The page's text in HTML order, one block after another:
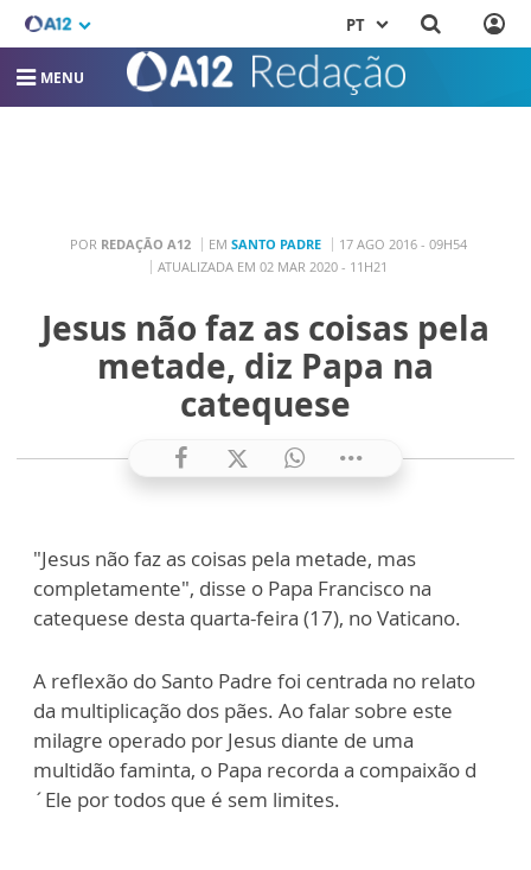
PT
MENU
POR REDAÇÃO A12 EM SANTO PADRE
17 AGO 2016 - 09H54
ATUALIZADA EM 02 MAR 2020 - 11H21
Jesus não faz as coisas pela
metade, diz Papa na
catequese
"Jesus não faz as coisas pela metade, mas
completamente", disse o Papa Francisco na
catequese desta quarta-feira (17), no Vaticano.
A reflexão do Santo Padre foi centrada no relato
da multiplicação dos pães. Ao falar sobre este
milagre operado por Jesus diante de uma
multidão faminta, o Papa recorda a compaixão d
´Ele por todos que é sem limites.